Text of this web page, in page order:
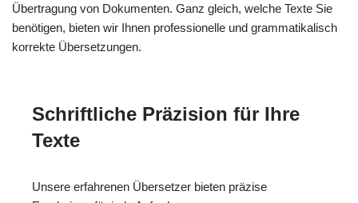
Übertragung von Dokumenten. Ganz gleich, welche Texte Sie
benötigen, bieten wir Ihnen professionelle und grammatikalisch
korrekte Übersetzungen.
Schriftliche Präzision für Ihre
Texte
Unsere erfahrenen Übersetzer bieten präzise